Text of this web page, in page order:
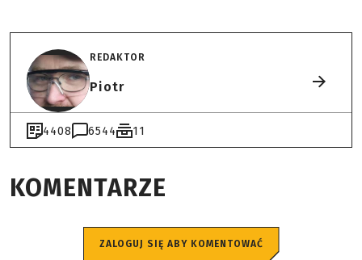
REDAKTOR
Piotr
4408 6544 11
KOMENTARZE
ZALOGUJ SIĘ ABY KOMENTOWAĆ